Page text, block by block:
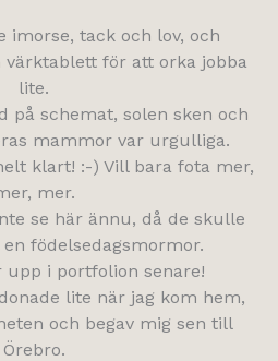
imorse, tack och lov, och
värktablett för att orka jobba
lite.
på schemat, solen sken och
mammor var urgulliga.
klart! :-) Vill bara fota mer,
mer.
se här ännu, då de skulle
födelsedagsmormor.
upp i portfolion senare!
lite när jag kom hem,
och begav mig sen till
Örebro.